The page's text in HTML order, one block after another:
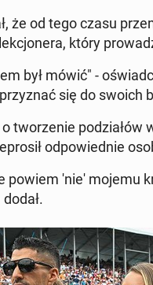
że od tego czasu
który
był mówić" -
się do swoich
tworze­nie
odpowied­nie
'nie' mojemu